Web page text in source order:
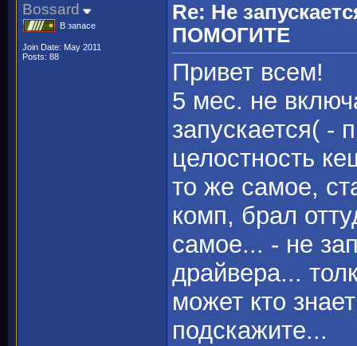
Bossard
В запасе
Join Date: May 2011
Posts: 88
Re: Не
ПОМОГИТЕ
Привет всем!
5 мес. не
запускается( -
целостность
то же самое,
комп, брал
самое... - не
драйвера...
может кто
подскажите...